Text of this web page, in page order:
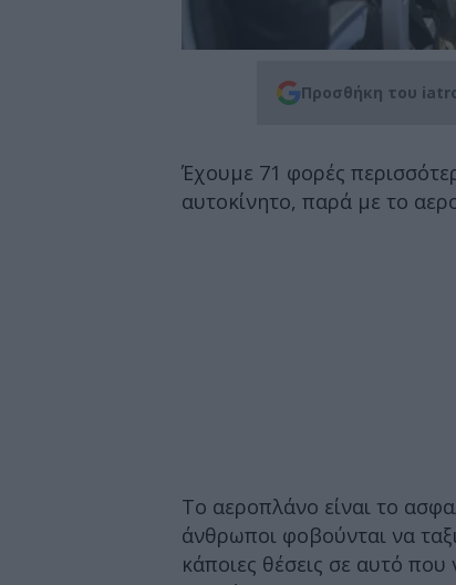
Προσθήκη του
Έχουμε 71 φορές
αυτοκίνητο, παρά με το
Το αεροπλάνο είναι το
άνθρωποι φοβούνται να
κάποιες θέσεις σε αυτό